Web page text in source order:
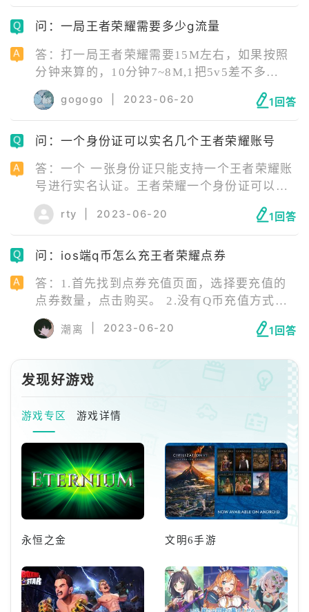
问：一局王者荣耀需要多少g流量
答：打一局王者荣耀需要15M左右，如果按照
分钟来算的，10分钟7~8M,1把5v5差不多
15M。连续不断玩了两个小时，大概会消耗
100M左右流量，这相比普通的欢乐斗地主等小
游戏，要耗流量的多。
gogogo 2023-06-20 1回答
问：一个身份证可以实名几个王者荣耀账号
答：一个 一张身份证只能支持一个王者荣耀账
号进行实名认证。王者荣耀一个身份证可以绑
多个号码,成年玩家可以绑定的号较多,但也是有
限制的,官方没公布具体次数。 如果玩家一个是
微信号,一个是QQ号,这两个使用同一个身份证
是可以的。但是未成年的同一张身份证只能用
rty 2023-06-20 1回答
问：ios端q币怎么充王者荣耀点券
答：1.首先找到点券充值页面，选择要充值的
点券数量，点击购买。 2.没有Q币充值方式的
话点击更多支付按钮。 3.选择用Q币的方式进
行支付就可以用Q币充点券了。
潮离 2023-06-20 1回答
发现好游戏
游戏专区 游戏详情
永恒之金 文明6手游